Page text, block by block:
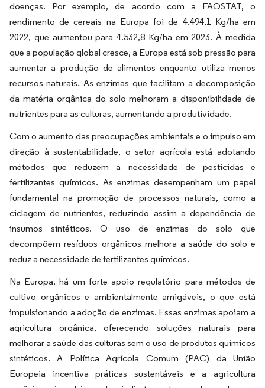
doenças. Por exemplo, de acordo com a FAOSTAT, o
rendimento de cereais na Europa foi de 4.494,1 Kg/ha em
2022, que aumentou para 4.532,8 Kg/ha em 2023. À medida
que a população global cresce, a Europa está sob pressão para
aumentar a produção de alimentos enquanto utiliza menos
recursos naturais. As enzimas que facilitam a decomposição
da matéria orgânica do solo melhoram a disponibilidade de
nutrientes para as culturas, aumentando a produtividade.
Com o aumento das preocupações ambientais e o impulso em
direção à sustentabilidade, o setor agrícola está adotando
métodos que reduzem a necessidade de pesticidas e
fertilizantes químicos. As enzimas desempenham um papel
fundamental na promoção de processos naturais, como a
ciclagem de nutrientes, reduzindo assim a dependência de
insumos sintéticos. O uso de enzimas do solo que
decompõem resíduos orgânicos melhora a saúde do solo e
reduz a necessidade de fertilizantes químicos.
Na Europa, há um forte apoio regulatório para métodos de
cultivo orgânicos e ambientalmente amigáveis, o que está
impulsionando a adoção de enzimas. Essas enzimas apoiam a
agricultura orgânica, oferecendo soluções naturais para
melhorar a saúde das culturas sem o uso de produtos químicos
sintéticos. A Política Agrícola Comum (PAC) da União
Europeia incentiva práticas sustentáveis e a agricultura